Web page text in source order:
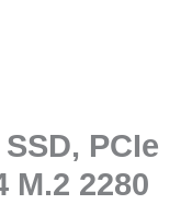
PCIe
M.2 2280